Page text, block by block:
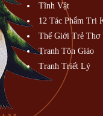
Tĩnh Vật
12 Tác Phẩm Tri
Thế Giới Trẻ Thơ
Tranh Tôn Giáo
Tranh Triết Lý